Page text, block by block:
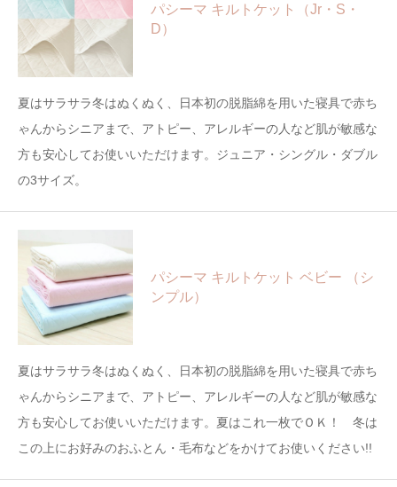
パシーマ キルトケット（Jr・S・
D）
夏はサラサラ冬はぬくぬく、日本初の脱脂綿を用いた寝具で赤ち
ゃんからシニアまで、アトピー、アレルギーの人など肌が敏感な
方も安心してお使いいただけます。ジュニア・シングル・ダブル
の3サイズ。
パシーマ キルトケット ベビー （シ
ンプル）
夏はサラサラ冬はぬくぬく、日本初の脱脂綿を用いた寝具で赤ち
ゃんからシニアまで、アトピー、アレルギーの人など肌が敏感な
方も安心してお使いいただけます。夏はこれ一枚でＯＫ！ 冬は
この上にお好みのおふとん・毛布などをかけてお使いください!!